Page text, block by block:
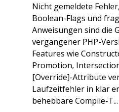
Nicht gemeldete
Boolean-Flags und
Anweisungen sind die
vergangener PHP-
Features wie
Promotion,
[Override]-Attribute
Laufzeitfehler in klar
behebbare Compile-T...